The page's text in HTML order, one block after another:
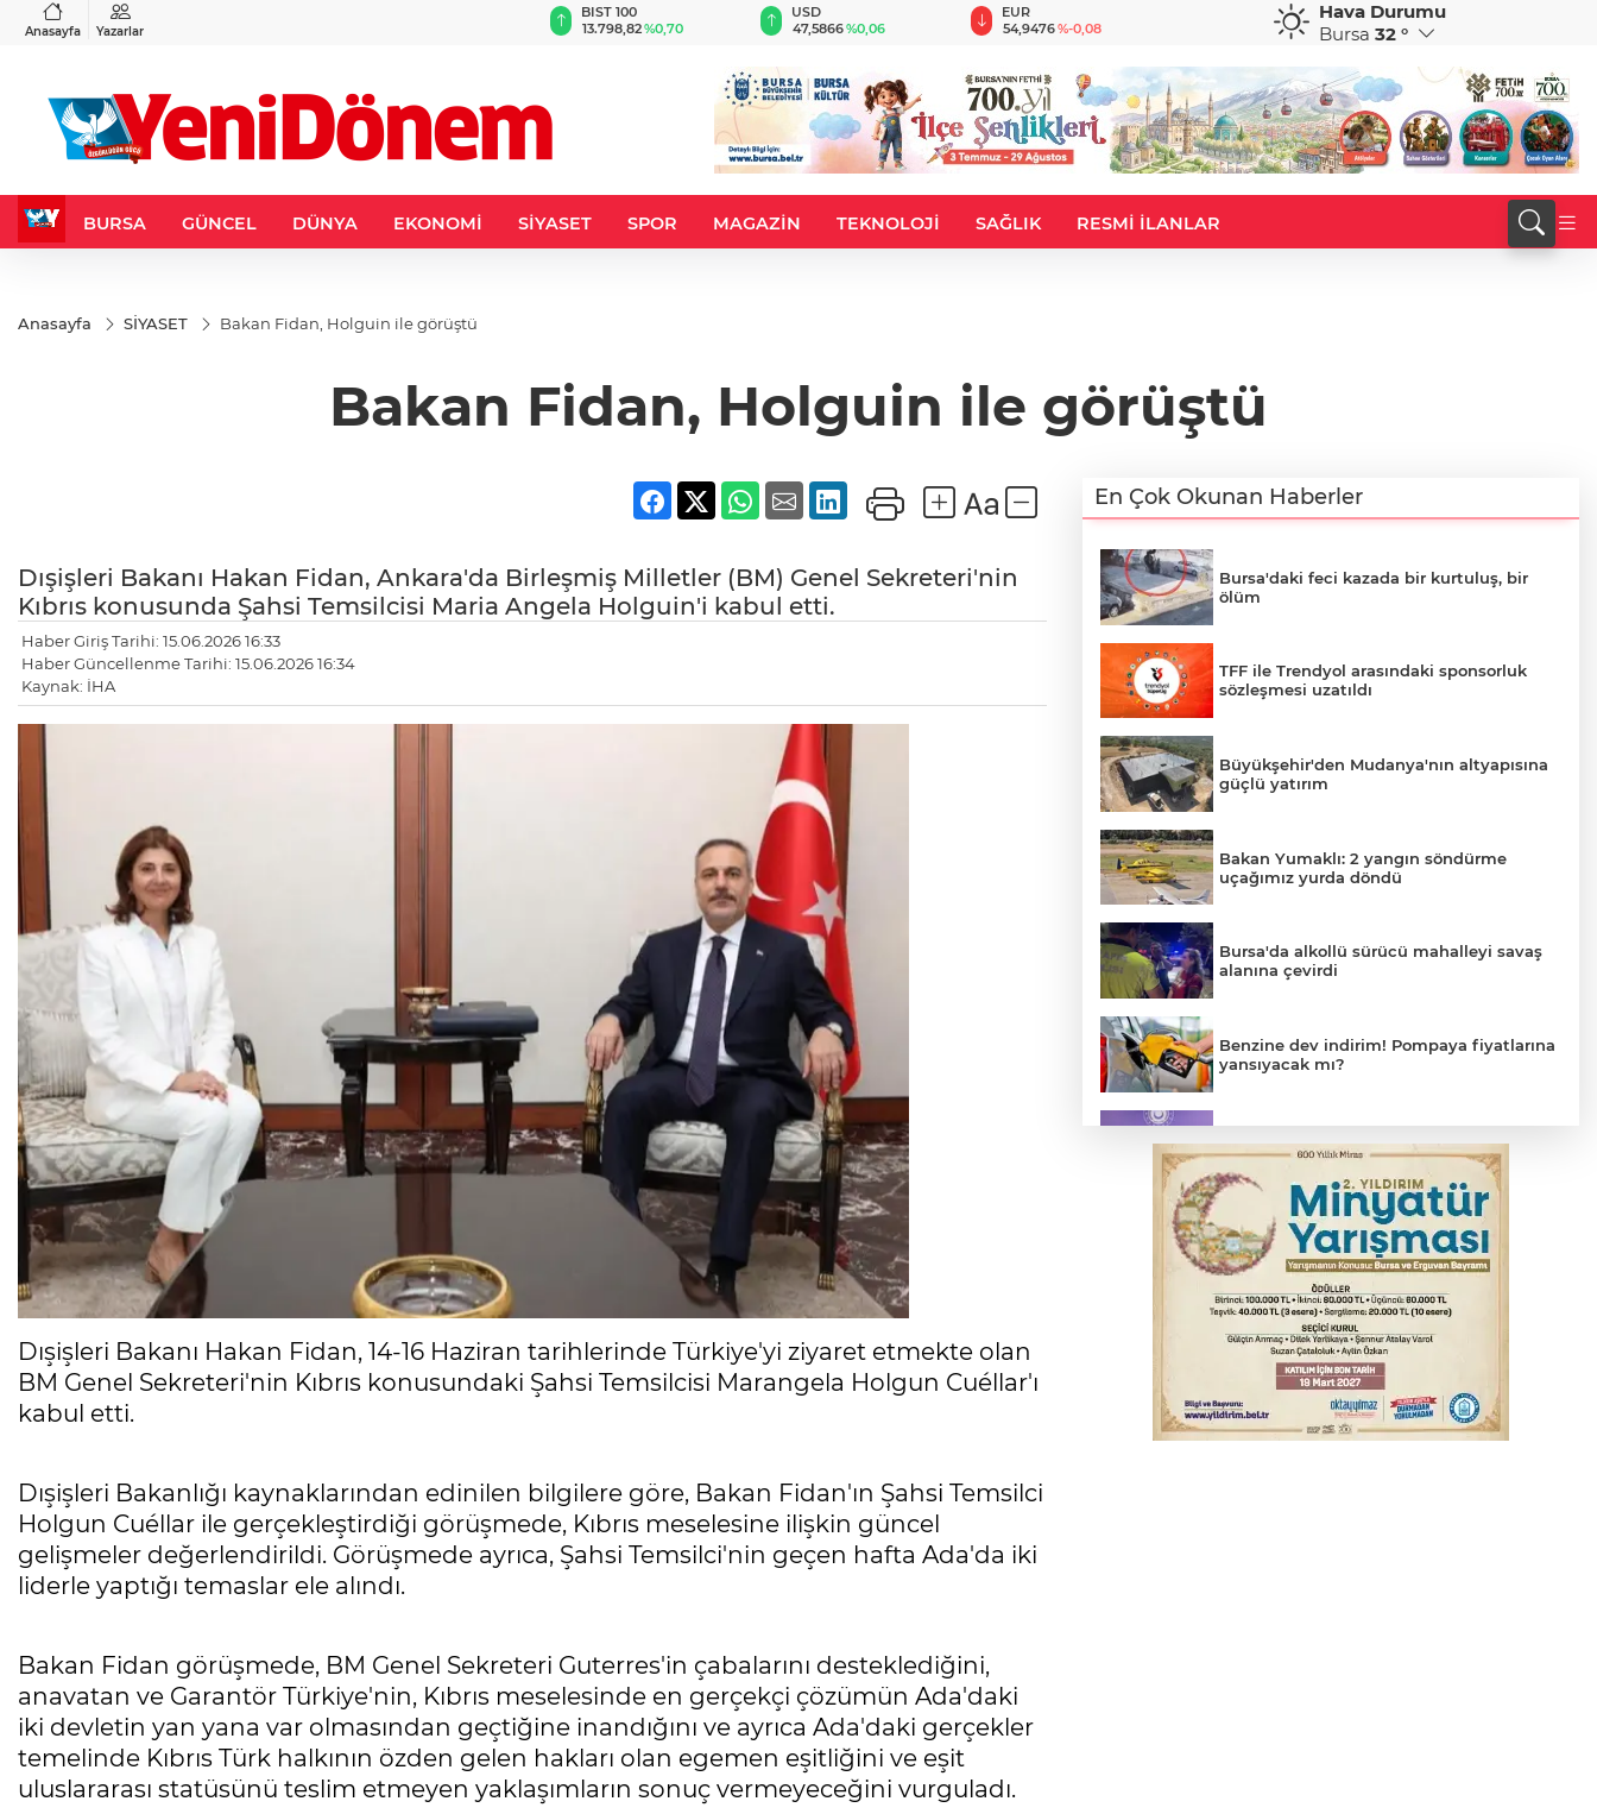
Anasayfa Yazarlar
%0,37
BIST 100
13.798,82%0,70
USD
47,5866%0,06
EUR
54,9476%-0,08 %0,17
CHF
58,5580
Hava Durumu
Bursa 32 °
BURSA GÜNCEL DÜNYA EKONOMİ SİYASET SPOR MAGAZİN TEKNOLOJİ SAĞLIK RESMİ İLANLAR
Anasayfa SİYASET Bakan Fidan, Holguin ile görüştü
Bakan Fidan, Holguin ile görüştü
Dışişleri Bakanı Hakan Fidan, Ankara'da Birleşmiş Milletler (BM) Genel Sekreteri'nin
Kıbrıs konusunda Şahsi Temsilcisi Maria Angela Holguin'i kabul etti.
Haber Giriş Tarihi: 15.06.2026 16:33
Haber Güncellenme Tarihi: 15.06.2026 16:34
Kaynak: İHA
Dışişleri Bakanı Hakan Fidan, 14-16 Haziran tarihlerinde Türkiye'yi ziyaret etmekte olan
BM Genel Sekreteri'nin Kıbrıs konusundaki Şahsi Temsilcisi Marangela Holgun Cuéllar'ı
kabul etti.
Dışişleri Bakanlığı kaynaklarından edinilen bilgilere göre, Bakan Fidan'ın Şahsi Temsilci
Holgun Cuéllar ile gerçekleştirdiği görüşmede, Kıbrıs meselesine ilişkin güncel
gelişmeler değerlendirildi. Görüşmede ayrıca, Şahsi Temsilci'nin geçen hafta Ada'da iki
liderle yaptığı temaslar ele alındı.
Bakan Fidan görüşmede, BM Genel Sekreteri Guterres'in çabalarını desteklediğini,
anavatan ve Garantör Türkiye'nin, Kıbrıs meselesinde en gerçekçi çözümün Ada'daki
iki devletin yan yana var olmasından geçtiğine inandığını ve ayrıca Ada'daki gerçekler
temelinde Kıbrıs Türk halkının özden gelen hakları olan egemen eşitliğini ve eşit
uluslararası statüsünü teslim etmeyen yaklaşımların sonuç vermeyeceğini vurguladı.
En Çok Okunan Haberler
Bursa'daki feci kazada bir kurtuluş, bir
ölüm
TFF ile Trendyol arasındaki sponsorluk
sözleşmesi uzatıldı
Büyükşehir'den Mudanya'nın altyapısına
güçlü yatırım
Bakan Yumaklı: 2 yangın söndürme
uçağımız yurda döndü
Bursa'da alkollü sürücü mahalleyi savaş
alanına çevirdi
Benzine dev indirim! Pompaya fiyatlarına
yansıyacak mı?
milletimize hayırlı olsun
Serbest piyasada döviz fiyatları
Osmangazi’de kaldırım işgaline geçit yok
Serbest piyasada altın fiyatları...